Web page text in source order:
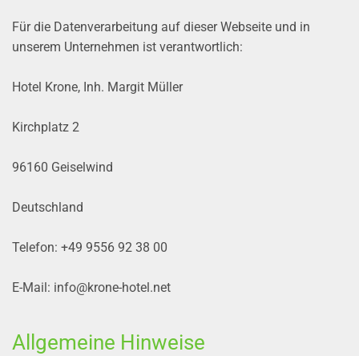
Für die Datenverarbeitung auf dieser Webseite und in
unserem Unternehmen ist verantwortlich:
Hotel Krone, Inh. Margit Müller
Kirchplatz 2
96160 Geiselwind
Deutschland
Telefon: +49 9556 92 38 00
E-Mail: info@krone-hotel.net
Allgemeine Hinweise